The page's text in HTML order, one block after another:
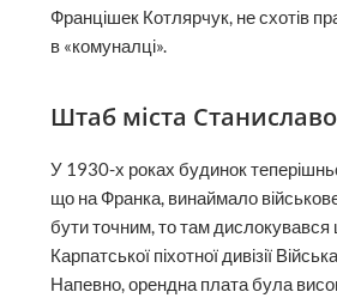
Францішек Котлярчук, не схотів
в «комуналці».
Штаб міста
У 1930-х роках будинок
що на Франка, винаймало
бути точним, то там дислокувався
Карпатської піхотної дивізії
Напевно, орендна плата була